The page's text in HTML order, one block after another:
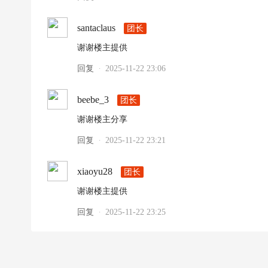
santaclaus 团长
谢谢楼主提供
回复 · 2025-11-22 23:06
beebe_3 团长
谢谢楼主分享
回复 · 2025-11-22 23:21
xiaoyu28 团长
谢谢楼主提供
回复 · 2025-11-22 23:25